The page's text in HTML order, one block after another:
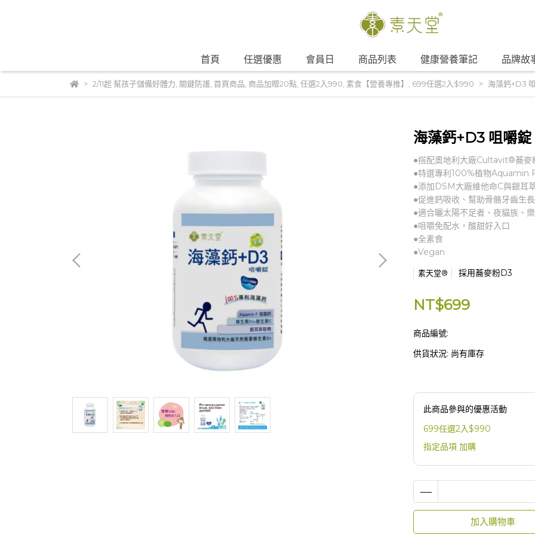
首頁 任選優惠 會員日 商品列表 健康營養筆記 品牌故
2/11起 幫孩子儲備好體力 關鍵防護, 首頁商品 商品加贈20點, 任選2入990 素食【營養專推】 699任選2入$990 海藻鈣+D3
海藻鈣+D3 咀嚼錠
●搭配奧地利大廠Cultavit®蕎麥
●特選專利100%植物Aquamin
●添加DSM大廠維他命C與銀耳
●促進鈣吸收、幫助骨骼牙齒生
●適合曬太陽不足者、夜貓族、
●咀嚼免配水，酸甜好入口
●全素食
●Vegan
素天堂® 採用蕎麥粉D3
NT$699
商品編號:
供貨狀況: 尚有庫存
此商品參與的優惠活動
699任選2入$990
指定品項 加購
加入購物車